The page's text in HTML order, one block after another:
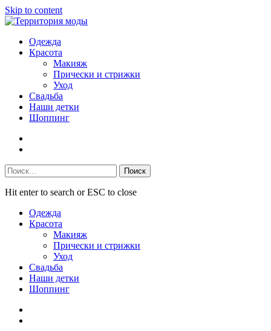
Skip to content
Одежда
Красота
Макияж
Прически и стрижки
Уход
Свадьба
Наши детки
Шоппинг
Найти:
Hit enter to search or ESC to close
Одежда
Красота
Макияж
Прически и стрижки
Уход
Свадьба
Наши детки
Шоппинг